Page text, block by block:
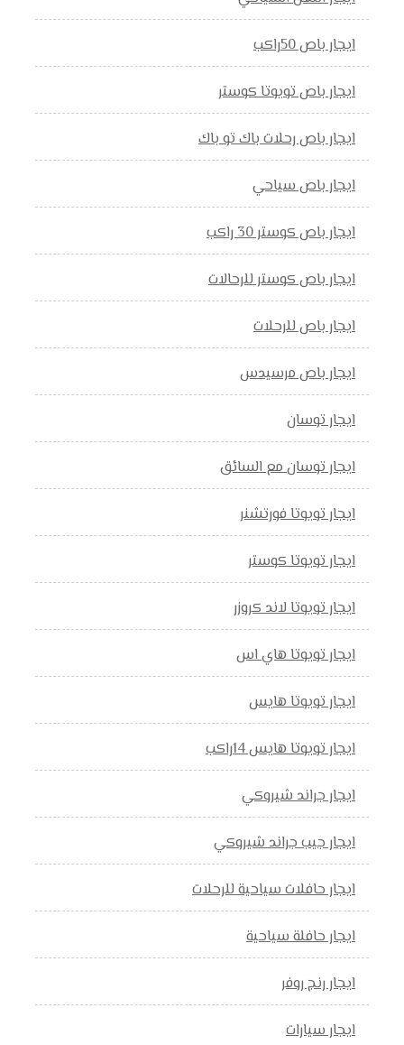
ايجار باص 50راكب
ايجار باص تويوتا كوستر
ايجار باص رحلات باك تو باك
ايجار باص سياحي
ايجار باص كوستر 30 راكب
ايجار باص كوستر للرحالات
ايجار باص للرحلات
ايجار باص مرسيدس
ايجار توسان
ايجار توسان مع السائق
ايجار تويوتا فورتشنر
ايجار تويوتا كوستر
ايجار تويوتا لاند كروزر
ايجار تويوتا هاي اس
ايجار تويوتا هايس
ايجار تويوتا هايس 14راكب
ايجار جراند شيروكي
ايجار جيب جراند شيروكي
ايجار حافلات سياحية للرحلات
ايجار حافلة سياحية
ايجار رنج روفر
ايجار سيارات